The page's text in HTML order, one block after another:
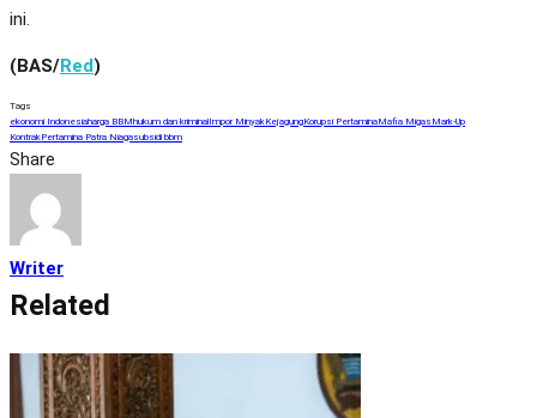
ini.
(BAS/Red)
Tags
ekonomi Indonesiaharga BBMhukum dan kriminalImpor MinyakKejagungKorupsi PertaminaMafia Migas Mark-Up
KontrakPertamina Patra Niagasubsidi bbm
Share
Writer
Related